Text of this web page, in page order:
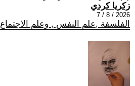
زكريا كردي
2026 / 8 / 7
الفلسفة ,علم النفس , وعلم الاجتماع